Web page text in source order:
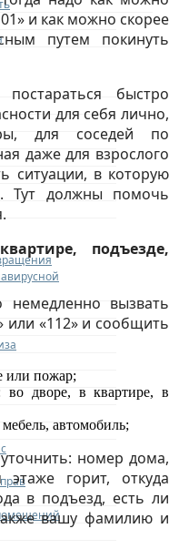
и как можно скорее
путем покинуть
быстро
для себя лично,
для соседей по
даже для взрослого
ситуации, в которую
Тут должны помочь
подъезде,
вызвать
или «112» и сообщить
или пожар;
во дворе, в квартире, в
автомобиль;
номер дома,
горит, откуда
в подъезд, есть ли
вашу фамилию и